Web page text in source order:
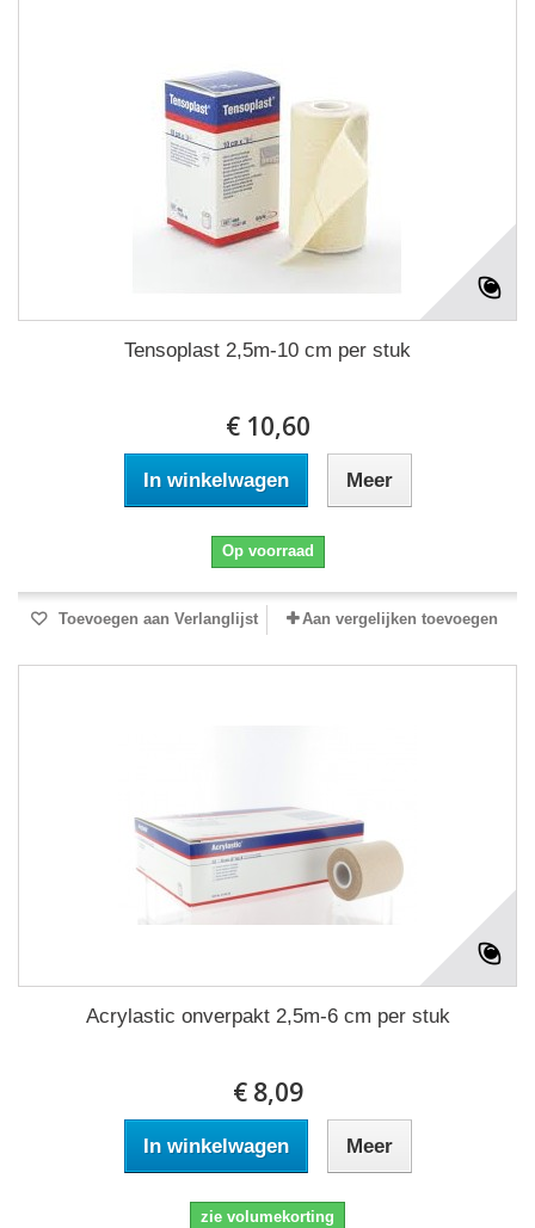
Tensoplast 2,5m-10 cm per stuk
€ 10,60
In winkelwagen Meer
Op voorraad
Toevoegen aan Verlanglijst Aan vergelijken toevoegen
Acrylastic onverpakt 2,5m-6 cm per stuk
€ 8,09
In winkelwagen Meer
zie volumekorting